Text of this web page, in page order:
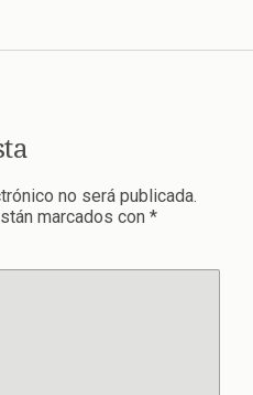
no será publicada.
marcados con *